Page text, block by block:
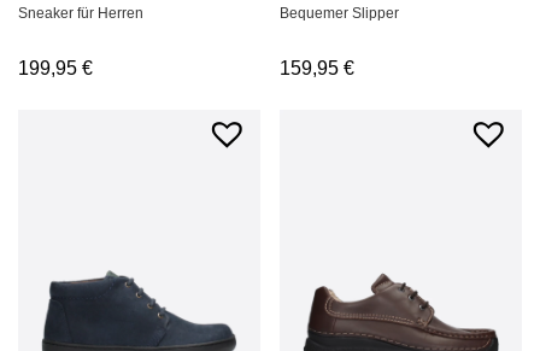
Sneaker für Herren
199,95 €
Bequemer Slipper
159,95€